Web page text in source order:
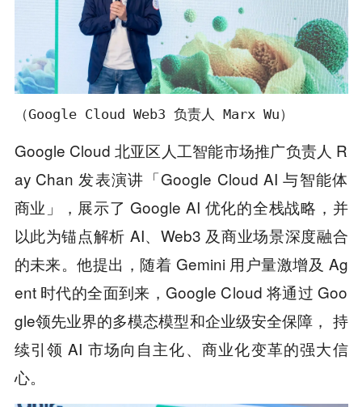
（Google Cloud Web3 负责人 Marx Wu）
Google Cloud 北亚区人工智能市场推广负责人 R
ay Chan 发表演讲「Google Cloud AI 与智能体
商业」，展示了 Google AI 优化的全栈战略，并
以此为锚点解析 AI、Web3 及商业场景深度融合
的未来。他提出，随着 Gemini 用户量激增及 Ag
ent 时代的全面到来，Google Cloud 将通过 Goo
gle领先业界的多模态模型和企业级安全保障， 持
续引领 AI 市场向自主化、商业化变革的强大信
心。